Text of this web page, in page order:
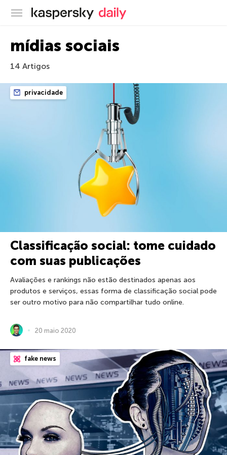
Blog oficial da Kaspersky
mídias sociais
14 Artigos
privacidade
Classificação social: tome cuidado
com suas publicações
Avaliações e rankings não estão destinados apenas aos
produtos e serviços, essas forma de classificação social pode
ser outro motivo para não compartilhar tudo online.
20 maio 2020
fake news